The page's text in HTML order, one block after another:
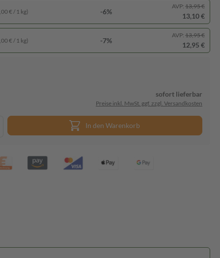
€ / 1 kg) -6%
AVP: 13,95 €
13,10 €
€ / 1 kg) -7%
AVP: 13,95 €
12,95 €
sofort lieferbar
Preise inkl. MwSt. ggf. zzgl. Versandkosten
In den Warenkorb